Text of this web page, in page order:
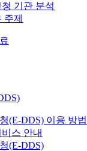
기관 분석
주제
(E-DDS) 이용 방법
스 안내
(E-DDS)